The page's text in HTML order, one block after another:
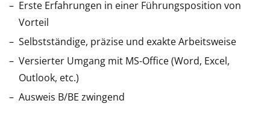
Erste Erfahrungen in einer Führungsposition von
Vorteil
Selbstständige, präzise und exakte Arbeitsweise
Versierter Umgang mit MS-Office (Word, Excel,
Outlook, etc.)
Ausweis B/BE zwingend